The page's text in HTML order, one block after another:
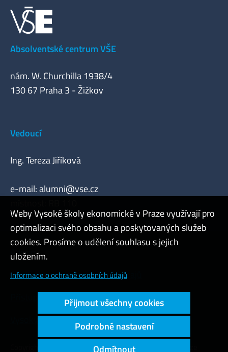
Absolventské centrum VŠE
nám. W. Churchilla 1938/4
130 67 Praha 3 - Žižkov
Vedoucí
Ing. Tereza Jiříková
e-mail:alumni@vse.cz
Admin
Cookies a ochrana osobních údajů
Přístupnost webu
Vysoký kontrast
Copyright © 2000 - 2026 Vysoká škola ekonomická v Praze
Weby Vysoké školy ekonomické v Praze využívají pro
optimalizaci svého obsahu a poskytovaných služeb
cookies. Prosíme o udělení souhlasu s jejich
uložením.
Informace o ochraně osobních údajů
Přijmout všechny cookies
Podrobné nastavení
Odmítnout